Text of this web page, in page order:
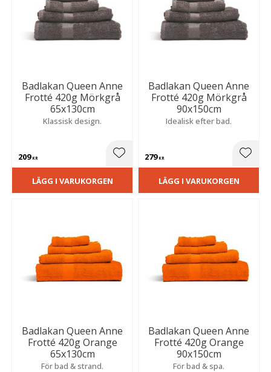
Badlakan Queen Anne
Frotté 420g Mörkgrå
65x130cm
Klassisk design.
209KR Lägg till i favoriter
LÄGG I VARUKORGEN
Badlakan Queen Anne
Frotté 420g Mörkgrå
90x150cm
Idealisk efter bad.
279KR
LÄGG I VARUKORGEN
Badlakan Queen Anne
Frotté 420g Orange
65x130cm
För bad & strand.
Badlakan Queen Anne
Frotté 420g Orange
90x150cm
För bad & spa.